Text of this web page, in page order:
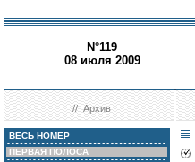
N°119
08 июля 2009
//Архив
ВЕСЬ НОМЕР
ПЕРВАЯ ПОЛОСА